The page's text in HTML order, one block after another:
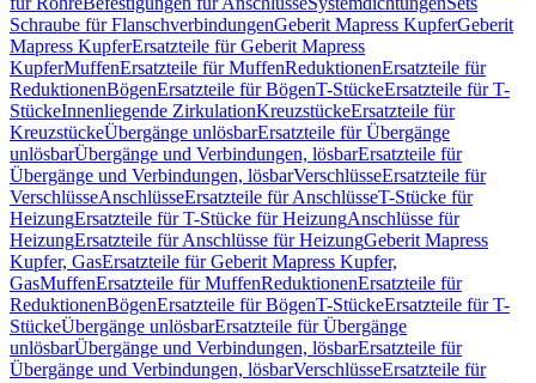
Schraube für FlanschverbindungenGeberit Mapress KupferGeberit
Mapress KupferErsatzteile für Geberit Mapress
KupferMuffenErsatzteile für MuffenReduktionenErsatzteile für
ReduktionenBögenErsatzteile für BögenT-StückeErsatzteile für T-
StückeInnenliegende ZirkulationKreuzstückeErsatzteile für
KreuzstückeÜbergänge unlösbarErsatzteile für Übergänge
unlösbarÜbergänge und Verbindungen, lösbarErsatzteile für
Übergänge und Verbindungen, lösbarVerschlüsseErsatzteile für
VerschlüsseAnschlüsseErsatzteile für AnschlüsseT-Stücke für
HeizungErsatzteile für T-Stücke für HeizungAnschlüsse für
HeizungErsatzteile für Anschlüsse für HeizungGeberit Mapress
Kupfer, GasErsatzteile für Geberit Mapress Kupfer,
GasMuffenErsatzteile für MuffenReduktionenErsatzteile für
ReduktionenBögenErsatzteile für BögenT-StückeErsatzteile für T-
StückeÜbergänge unlösbarErsatzteile für Übergänge
unlösbarÜbergänge und Verbindungen, lösbarErsatzteile für
Übergänge und Verbindungen, lösbarVerschlüsseErsatzteile für